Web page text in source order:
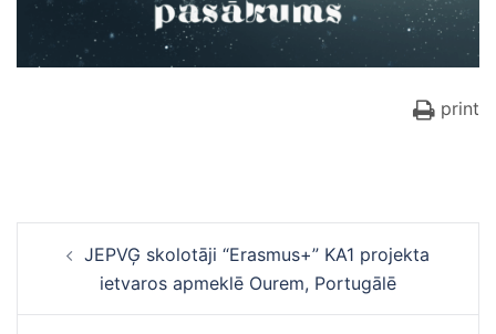
print
navigācijaJEPVĢ skolotāji “Erasmus+” KA1 projekta
ietvaros apmeklē Ourem, Portugālē